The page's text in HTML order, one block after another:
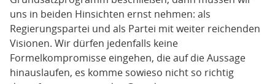
uns in beiden Hinsichten ernst nehmen: als
Regierungspartei und als Partei mit weiter reichenden
Visionen. Wir dürfen jedenfalls keine
Formelkompromisse eingehen, die auf die Aussage
hinauslaufen, es komme sowieso nicht so richtig